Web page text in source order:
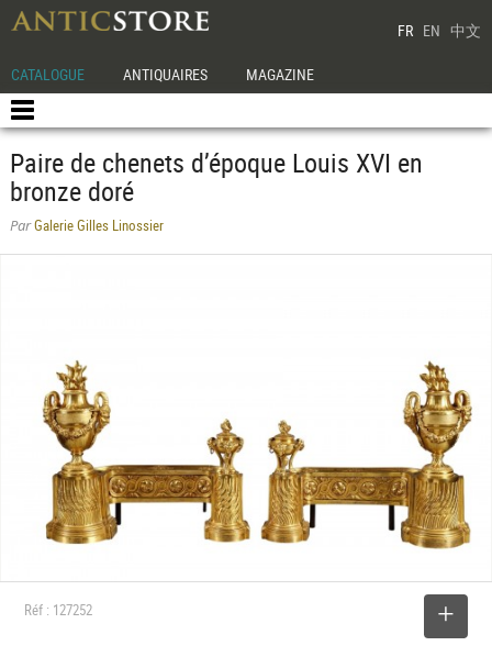
FR EN 中文
CATALOGUE ANTIQUAIRES MAGAZINE
Paire de chenets d’époque Louis XVI en
bronze doré
ParGalerie Gilles Linossier
Réf : 127252